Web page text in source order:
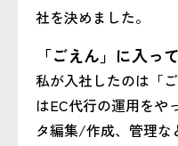
社を決めました。
「ごえん」に入っ
私が入社したのは「
はEC代行の運用をや
タ編集/作成、管理な